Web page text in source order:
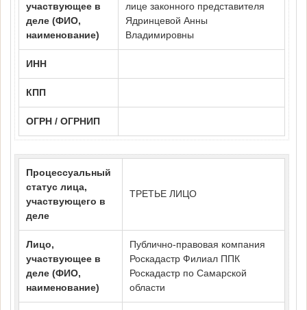
участвующее в
деле (ФИО,
наименование)
лице законного представителя
Ядринцевой Анны
Владимировны
ИНН
КПП
ОГРН / ОГРНИП
Процессуальный
статус лица,
участвующего в
деле
ТРЕТЬЕ ЛИЦО
Лицо,
участвующее в
деле (ФИО,
наименование)
Публично-правовая компания
Роскадастр Филиал ППК
Роскадастр по Самарской
области